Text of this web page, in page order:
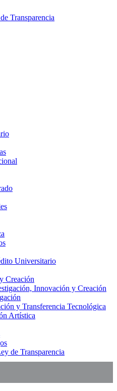
Transparencia
Universitario
Creación
Innovación y Creación
y Transferencia Tecnológica
Artística
de Transparencia